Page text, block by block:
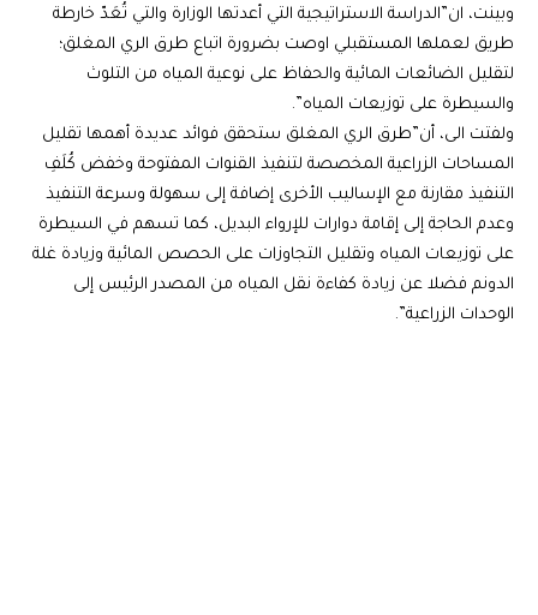
وبينت، ان”الدراسة الاستراتيجية التي أعدتها الوزارة والتي تُعَدّ خارطة
طريق لعملها المستقبلي اوصت بضرورة اتباع طرق الري المغلق؛
لتقليل الضائعات المائية والحفاظ على نوعية المياه من التلوث
والسيطرة على توزيعات المياه”.
ولفتت الى، أن”طرق الري المغلق ستحقق فوائد عديدة أهمها تقليل
المساحات الزراعية المخصصة لتنفيذ القنوات المفتوحة وخفض كُلَفِ
التنفيذ مقارنة مع الإساليب الأخرى إضافة إلى سهولة وسرعة التنفيذ
وعدم الحاجة إلى إقامة دوارات للإرواء البديل، كما تسهم في السيطرة
على توزيعات المياه وتقليل التجاوزات على الحصص المائية وزيادة غلة
الدونم فضلا عن زيادة كفاءة نقل المياه من المصدر الرئيس إلى
الوحدات الزراعية”.